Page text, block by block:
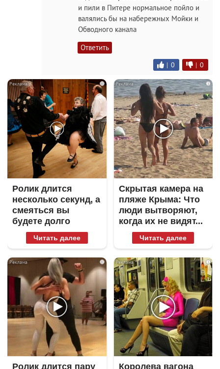
и пили в Питере нормальное пойло и
валялись бы на набережных Мойки и
Обводного канала
Ответить
| 0 | 0
i
Ролик длится
несколько секунд, а
смеяться вы
будете долго
Читать далее
i
Скрытая камера на
пляже Крыма: Что
люди вытворяют,
когда их не видят...
Читать далее
i
Ролик длится пару
i
Королева вагона